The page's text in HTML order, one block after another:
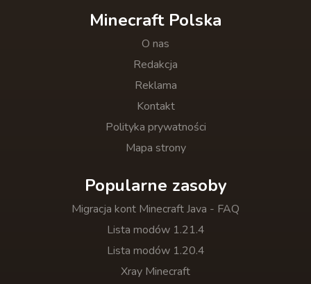
Minecraft Polska
O nas
Redakcja
Reklama
Kontakt
Polityka prywatności
Mapa strony
Popularne zasoby
Migracja kont Minecraft Java - FAQ
Lista modów 1.21.4
Lista modów 1.20.4
Xray Minecraft